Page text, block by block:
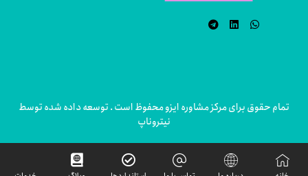
تمام حقوق برای مرکز مشاوره ایزو محفوظ است . توسعه داده شده توسط
نیتروناپ